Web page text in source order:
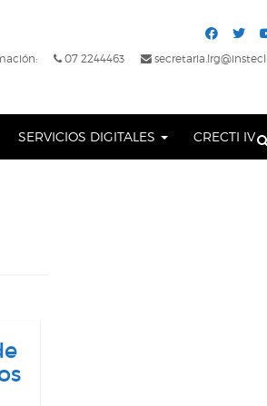
07 2244463
SERVICIOS DIGITALES CRECTI IV